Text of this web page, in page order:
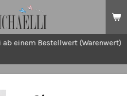
einem Bestellwert (Warenwert)